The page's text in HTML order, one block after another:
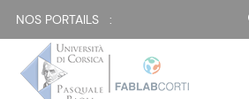
NOS PORTAILS :